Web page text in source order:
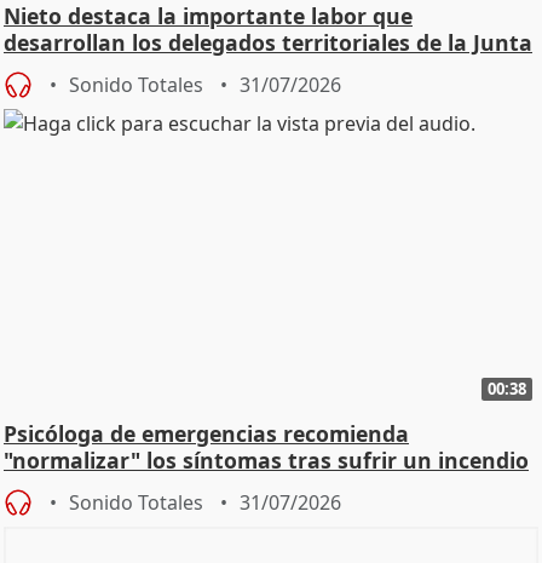
Nieto destaca la importante labor que
desarrollan los delegados territoriales de la Junta
Sonido Totales 31/07/2026
00:38
Psicóloga de emergencias recomienda
"normalizar" los síntomas tras sufrir un incendio
Sonido Totales 31/07/2026